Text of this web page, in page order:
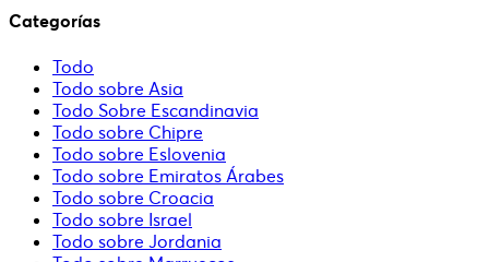
Categorías
Todo
Todo sobre Asia
Todo Sobre Escandinavia
Todo sobre Chipre
Todo sobre Eslovenia
Todo sobre Emiratos Árabes
Todo sobre Croacia
Todo sobre Israel
Todo sobre Jordania